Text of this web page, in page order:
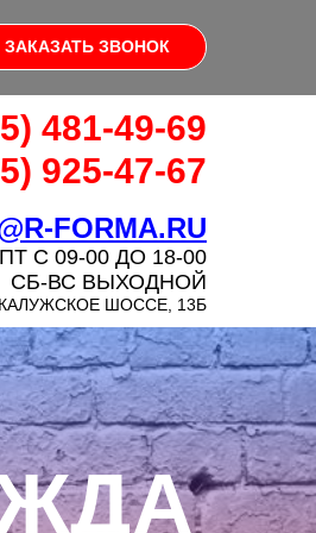
ЗАКАЗАТЬ ЗВОНОК
481-49-69
925-47-67
FORMA.RU
С 09-00 ДО 18-00
СБ-ВС ВЫХОДНОЙ
ШОССЕ, 13Б